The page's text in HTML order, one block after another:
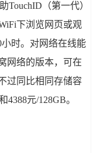
TouchID（第一代）
下浏览网页或观
时。对网络在线能
网络的版本，可在
过同比相同存储容
4388元/128GB。